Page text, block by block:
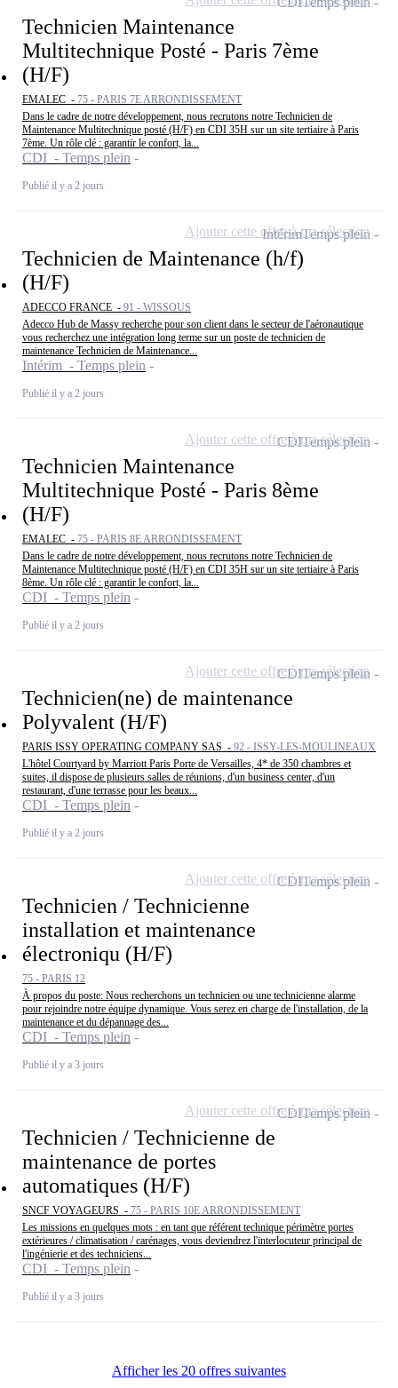
Technicien Maintenance
Multitechnique Posté - Paris 7ème
(H/F)
EMALEC - 75 - PARIS 7E ARRONDISSEMENT
Dans le cadre de notre développement, nous recrutons notre Technicien de
Maintenance Multitechnique posté (H/F) en CDI 35H sur un site tertiaire à Paris
7ème. Un rôle clé : garantir le confort, la...
CDI - Temps plein
Publié il y a 2 jours
Technicien de Maintenance (h/f)
(H/F)
ADECCO FRANCE - 91 - WISSOUS
Adecco Hub de Massy recherche pour son client dans le secteur de l'aéronautique
vous recherchez une intégration long terme sur un poste de technicien de
maintenance Technicien de Maintenance...
Intérim - Temps plein
Publié il y a 2 jours
IntérimTemps plein
Ajouter cette offre à ma sélection
Technicien Maintenance
Multitechnique Posté - Paris 8ème
(H/F)
EMALEC - 75 - PARIS 8E ARRONDISSEMENT
Dans le cadre de notre développement, nous recrutons notre Technicien de
Maintenance Multitechnique posté (H/F) en CDI 35H sur un site tertiaire à Paris
8ème. Un rôle clé : garantir le confort, la...
CDI - Temps plein
Publié il y a 2 jours
CDITemps plein
Ajouter cette offre à ma sélection
Technicien(ne) de maintenance
Polyvalent (H/F)
PARIS ISSY OPERATING COMPANY SAS - 92 - ISSY-LES-MOULINEAUX
L'hôtel Courtyard by Marriott Paris Porte de Versailles, 4* de 350 chambres et
suites, il dispose de plusieurs salles de réunions, d'un business center, d'un
restaurant, d'une terrasse pour les beaux...
CDI - Temps plein
Publié il y a 2 jours
CDITemps plein
Ajouter cette offre à ma sélection
Technicien / Technicienne
installation et maintenance
électroniqu (H/F)
75 - PARIS 12
À propos du poste: Nous recherchons un technicien ou une technicienne alarme
pour rejoindre notre équipe dynamique. Vous serez en charge de l'installation, de la
maintenance et du dépannage des...
CDI - Temps plein
Publié il y a 3 jours
CDITemps plein
Ajouter cette offre à ma sélection
Technicien / Technicienne de
maintenance de portes
automatiques (H/F)
SNCF VOYAGEURS - 75 - PARIS 10E ARRONDISSEMENT
Les missions en quelques mots : en tant que référent technique périmètre portes
extérieures / climatisation / carénages, vous deviendrez l'interlocuteur principal de
l'ingénierie et des techniciens...
CDI - Temps plein
Publié il y a 3 jours
CDITemps plein
Ajouter cette offre à ma sélection
Afficher les 20 offres suivantes